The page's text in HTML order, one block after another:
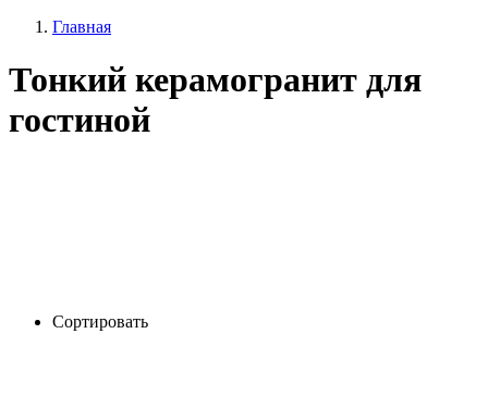
Главная
Тонкий керамогранит для
гостиной
Сортировать